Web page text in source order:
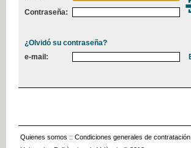
Contraseña:
¿Olvidó su contraseña?
e-mail:
Quienes somos :: Condiciones generales de contratación